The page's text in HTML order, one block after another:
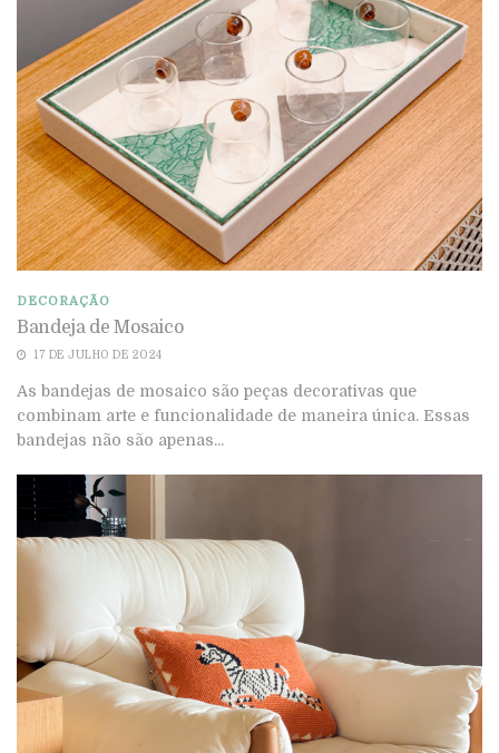
DECORAÇÃO
Bandeja de Mosaico
17 DE JULHO DE 2024
As bandejas de mosaico são peças decorativas que
combinam arte e funcionalidade de maneira única. Essas
bandejas não são apenas...